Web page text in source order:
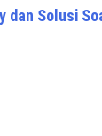
dan Solusi